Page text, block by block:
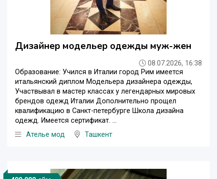
Дизайнер модельер одежды муж-жен
08.07.2026, 16:38
Образование: Учился в Италии город Рим имеется
итальянский диплом Модельера дизайнера одежды,
Участвывал в мастер классах у легендарных мировых
брендов одежд Италии Дополнительно прощел
квалификацию в Санкт-петербурге Школа дизайна
одежд. Имеется сертификат. ...
Ателье мод
Ташкент